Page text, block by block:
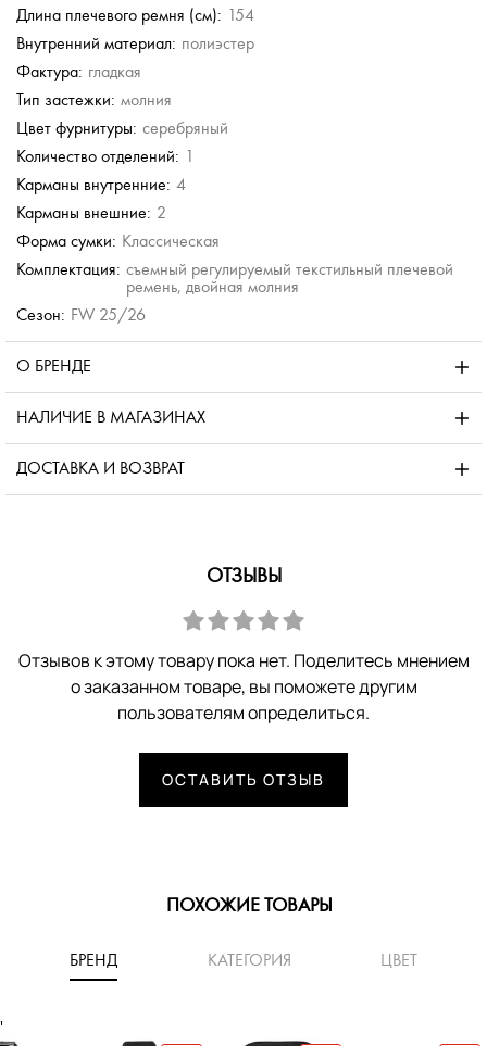
Длина плечевого ремня (см): 154
Внутренний материал: полиэстер
Фактура: гладкая
Тип застежки: молния
Цвет фурнитуры: серебряный
Количество отделений: 1
Карманы внутренние: 4
Карманы внешние: 2
Форма сумки: Классическая
Комплектация: съемный регулируемый текстильный плечевой
ремень, двойная молния
Сезон: FW 25/26
О БРЕНДЕ
НАЛИЧИЕ В МАГАЗИНАХ
ДОСТАВКА И ВОЗВРАТ
ОТЗЫВЫ
Отзывов к этому товару пока нет. Поделитесь мнением
о заказанном товаре, вы поможете другим
пользователям определиться.
ОСТАВИТЬ ОТЗЫВ
ПОХОЖИЕ ТОВАРЫ
БРЕНД КАТЕГОРИЯ ЦВЕТ
'